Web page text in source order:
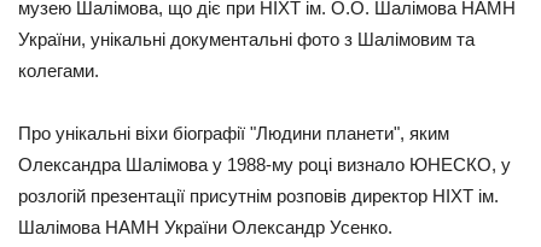
музею Шалімова, що діє при НІХТ ім. О.О. Шалімова НАМН
України, унікальні документальні фото з Шалімовим та
колегами.
Про унікальні віхи біографії "Людини планети", яким
Олександра Шалімова у 1988-му році визнало ЮНЕСКО, у
розлогій презентації присутнім розповів директор НІХТ ім.
Шалімова НАМН України Олександр Усенко.